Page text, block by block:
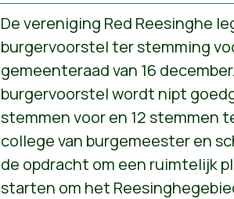
De vereniging Red Reesinghe
burgervoorstel ter stemming
gemeenteraad van 16
burgervoorstel wordt nipt
stemmen voor en 12 stemmen
college van burgemeester en
de opdracht om een ruimtelijk
starten om het